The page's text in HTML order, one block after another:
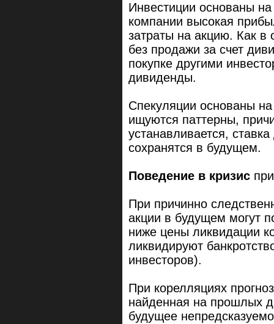
Инвестиции основаны
компании высокая
затраты на акцию. Как в
без продажи за счет
покупке другими
дивиденды.
Спекуляции основаны
ищуются паттерны,
устанавливается,
сохранятся в будущем.
Поведение в кризис
При причинно
акции в будущем могут
ниже цены ликвидации
ликвидируют
инвесторов).
При корелляциях
найденная на прошлых
будущее